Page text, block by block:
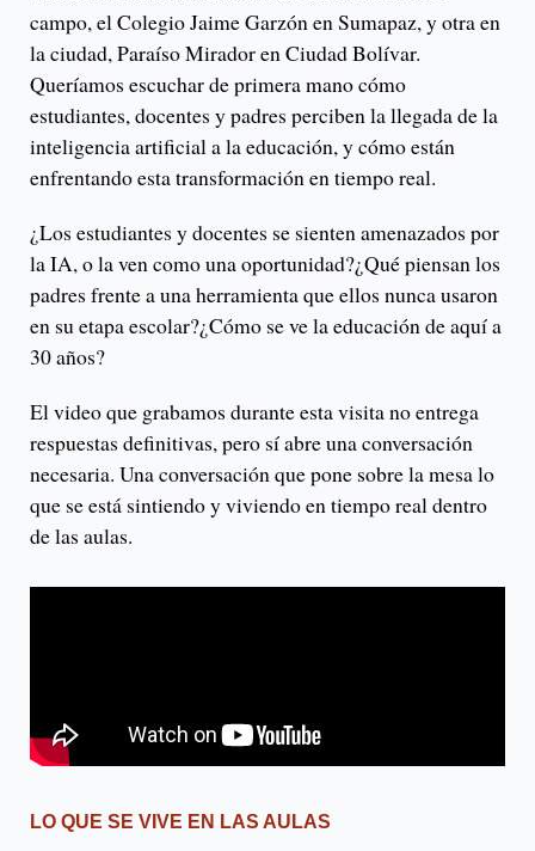
campo, el Colegio Jaime Garzón en Sumapaz, y otra en
la ciudad, Paraíso Mirador en Ciudad Bolívar.
Queríamos escuchar de primera mano cómo
estudiantes, docentes y padres perciben la llegada de la
inteligencia artificial a la educación, y cómo están
enfrentando esta transformación en tiempo real.
¿Los estudiantes y docentes se sienten amenazados por
la IA, o la ven como una oportunidad?¿Qué piensan los
padres frente a una herramienta que ellos nunca usaron
en su etapa escolar?¿Cómo se ve la educación de aquí a
30 años?
El video que grabamos durante esta visita no entrega
respuestas definitivas, pero sí abre una conversación
necesaria. Una conversación que pone sobre la mesa lo
que se está sintiendo y viviendo en tiempo real dentro
de las aulas.
LO QUE SE VIVE EN LAS AULAS